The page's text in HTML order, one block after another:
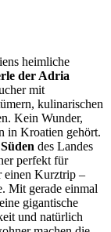
heimliche
der Adria
mit
kulinarischen
Kein Wunder,
in Kroatien gehört.
des Landes
perfekt für
einen Kurztrip –
Mit gerade einmal
gigantische
und natürlich